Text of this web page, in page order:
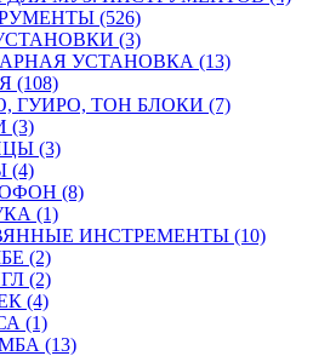
(526)
(3)
УСТАНОВКА (13)
(108)
ГУИРО, ТОН БЛОКИ (7)
(3)
(3)
(4)
(8)
(1)
ИНСТРЕМЕНТЫ (10)
(2)
(2)
(4)
(1)
(13)